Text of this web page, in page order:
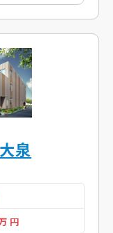
泉
円